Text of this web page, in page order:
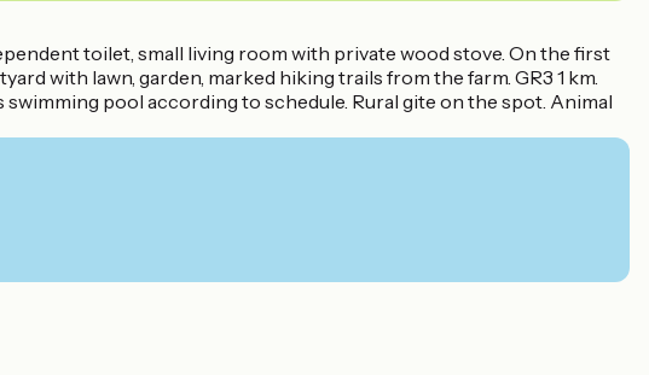
toilet, small living room with private wood stove. On the first
with lawn, garden, marked hiking trails from the farm. GR3 1 km.
pool according to schedule. Rural gite on the spot. Animal